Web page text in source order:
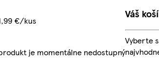
€/kus
je momentálne nedostupný
Váš
Vyberte